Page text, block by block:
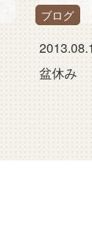
ブログ
盆休み